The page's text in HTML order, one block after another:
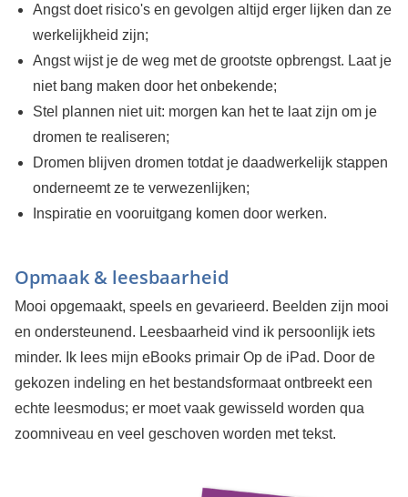
Angst doet risico's en gevolgen altijd erger lijken dan ze in
werkelijkheid zijn;
Angst wijst je de weg met de grootste opbrengst. Laat je
niet bang maken door het onbekende;
Stel plannen niet uit: morgen kan het te laat zijn om je
dromen te realiseren;
Dromen blijven dromen totdat je daadwerkelijk stappen
onderneemt ze te verwezenlijken;
Inspiratie en vooruitgang komen door werken.
Opmaak & leesbaarheid
Mooi opgemaakt, speels en gevarieerd. Beelden zijn mooi
en ondersteunend. Leesbaarheid vind ik persoonlijk iets
minder. Ik lees mijn eBooks primair Op de iPad. Door de
gekozen indeling en het bestandsformaat ontbreekt een
echte leesmodus; er moet vaak gewisseld worden qua
zoomniveau en veel geschoven worden met tekst.